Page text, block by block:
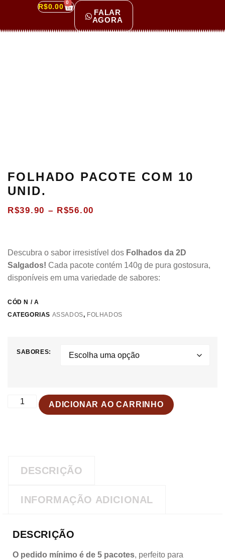
R$0.00
0
FALAR
AGORA
FOLHADO PACOTE COM 10
UNID.
R$39.90 – R$56.00
Descubra o sabor irresistível dos Folhados da 2D
Salgados! Cada pacote contém 140g de pura gostosura,
disponíveis em uma variedade de sabores:
CÓDN / A
CATEGORIAS ASSADOS, FOLHADOS
SABORES:
ADICIONAR AO CARRINHO
DESCRIÇÃO
INFORMAÇÃO ADICIONAL
DESCRIÇÃO
O pedido mínimo é de 5 pacotes, perfeito para